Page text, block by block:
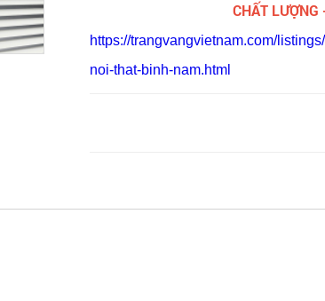
CHẤT LƯỢNG
https://trangvangvietnam.com/
noi-that-binh-nam.html